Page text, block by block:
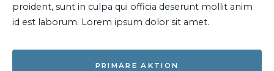
proident, sunt in culpa qui officia deserunt mollit anim
id est laborum. Lorem ipsum dolor sit amet.
PRIMÄRE AKTION